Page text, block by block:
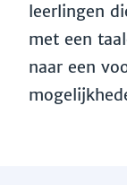
leerlingen
met een
naar een